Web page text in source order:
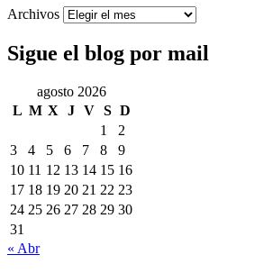
Archivos
Sigue el blog por mail
agosto 2026
L M X J V S D
1
2
3
4 5 6 7 8
9
10 11 12 13 14 15 16
17 18 19 20 21 22 23
24 25 26 27 28 29 30
31
« Abr